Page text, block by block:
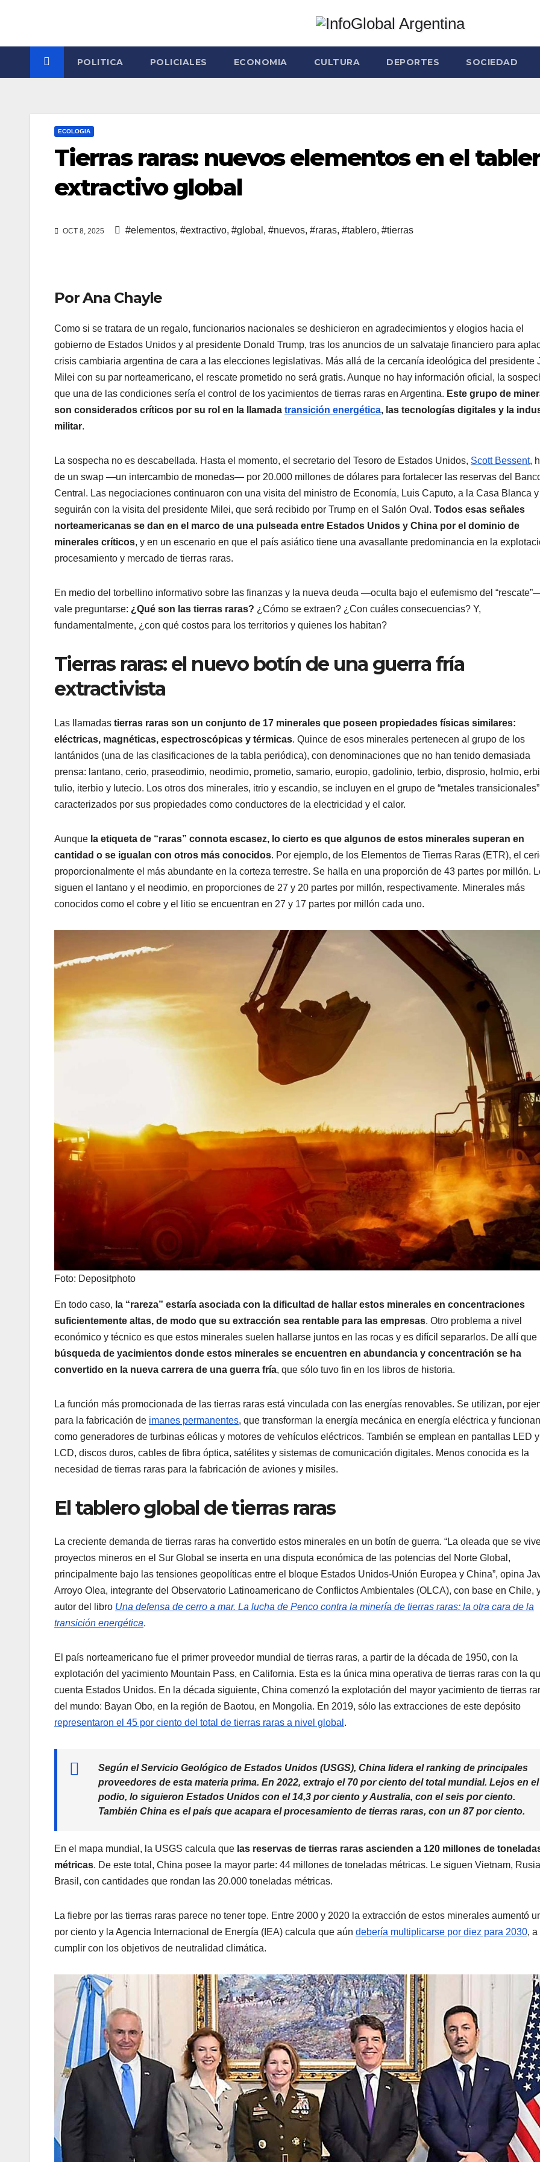
content
POLITICA POLICIALES ECONOMIA CULTURA DEPORTES SOCIEDAD
ECOLOGIA
Tierras raras: nuevos elementos en el
extractivo global
OCT 8, 2025 #elementos, #extractivo, #global , #nuevos, #raras, #tablero, #tierras
Por Ana Chayle
Como si se tratara de un regalo, funcionarios nacionales se deshicieron en agradecimientos y elogios hacia el
gobierno de Estados Unidos y al presidente Donald Trump, tras los anuncios de un salvataje financiero para
crisis cambiaria argentina de cara a las elecciones legislativas. Más allá de la cercanía ideológica del presidente
Milei con su par norteamericano, el rescate prometido no será gratis. Aunque no hay información oficial, la
que una de las condiciones sería el control de los yacimientos de tierras raras en Argentina. Este grupo de
son considerados críticos por su rol en la llamada transición energética, las tecnologías digitales y la
militar.
La sospecha no es descabellada. Hasta el momento, el secretario del Tesoro de Estados Unidos, Scott Bessent,
de un swap —un intercambio de monedas— por 20.000 millones de dólares para fortalecer las reservas del
Central. Las negociaciones continuaron con una visita del ministro de Economía, Luis Caputo, a la Casa Blanca y
seguirán con la visita del presidente Milei, que será recibido por Trump en el Salón Oval. Todos esas señales
norteamericanas se dan en el marco de una pulseada entre Estados Unidos y China por el dominio de
minerales críticos, y en un escenario en que el país asiático tiene una avasallante predominancia en la
procesamiento y mercado de tierras raras.
En medio del torbellino informativo sobre las finanzas y la nueva deuda —oculta bajo el eufemismo del
vale preguntarse: ¿Qué son las tierras raras? ¿Cómo se extraen? ¿Con cuáles consecuencias? Y,
fundamentalmente, ¿con qué costos para los territorios y quienes los habitan?
Tierras raras: el nuevo botín de una guerra fría
extractivista
Las llamadas tierras raras son un conjunto de 17 minerales que poseen propiedades físicas similares:
eléctricas, magnéticas, espectroscópicas y térmicas. Quince de esos minerales pertenecen al grupo de los
lantánidos (una de las clasificaciones de la tabla periódica), con denominaciones que no han tenido demasiada
prensa: lantano, cerio, praseodimio, neodimio, prometio, samario, europio, gadolinio, terbio, disprosio, holmio,
tulio, iterbio y lutecio. Los otros dos minerales, itrio y escandio, se incluyen en el grupo de “metales
caracterizados por sus propiedades como conductores de la electricidad y el calor.
Aunque la etiqueta de “raras” connota escasez, lo cierto es que algunos de estos minerales superan en
cantidad o se igualan con otros más conocidos. Por ejemplo, de los Elementos de Tierras Raras (ETR), el
proporcionalmente el más abundante en la corteza terrestre. Se halla en una proporción de 43 partes por millón.
siguen el lantano y el neodimio, en proporciones de 27 y 20 partes por millón, respectivamente. Minerales más
conocidos como el cobre y el litio se encuentran en 27 y 17 partes por millón cada uno.
Foto: Depositphoto
En todo caso, la “rareza” estaría asociada con la dificultad de hallar estos minerales en concentraciones
suficientemente altas, de modo que su extracción sea rentable para las empresas. Otro problema a nivel
económico y técnico es que estos minerales suelen hallarse juntos en las rocas y es difícil separarlos. De allí que
búsqueda de yacimientos donde estos minerales se encuentren en abundancia y concentración se ha
convertido en la nueva carrera de una guerra fría, que sólo tuvo fin en los libros de historia.
La función más promocionada de las tierras raras está vinculada con las energías renovables. Se utilizan, por
para la fabricación de imanes permanentes, que transforman la energía mecánica en energía eléctrica y funcionan
como generadores de turbinas eólicas y motores de vehículos eléctricos. También se emplean en pantallas LED y
LCD, discos duros, cables de fibra óptica, satélites y sistemas de comunicación digitales. Menos conocida es la
necesidad de tierras raras para la fabricación de aviones y misiles.
El tablero global de tierras raras
La creciente demanda de tierras raras ha convertido estos minerales en un botín de guerra. “La oleada que se
proyectos mineros en el Sur Global se inserta en una disputa económica de las potencias del Norte Global,
principalmente bajo las tensiones geopolíticas entre el bloque Estados Unidos-Unión Europea y China”, opina
Arroyo Olea, integrante del Observatorio Latinoamericano de Conflictos Ambientales (OLCA), con base en Chile,
autor del libro Una defensa de cerro a mar. La lucha de Penco contra la minería de tierras raras: la otra cara de la
transición energética.
El país norteamericano fue el primer proveedor mundial de tierras raras, a partir de la década de 1950, con la
explotación del yacimiento Mountain Pass, en California. Esta es la única mina operativa de tierras raras con la
cuenta Estados Unidos. En la década siguiente, China comenzó la explotación del mayor yacimiento de tierras
del mundo: Bayan Obo, en la región de Baotou, en Mongolia. En 2019, sólo las extracciones de este depósito
representaron el 45 por ciento del total de tierras raras a nivel global .
Según el Servicio Geológico de Estados Unidos (USGS), China lidera el ranking de principales
proveedores de esta materia prima. En 2022, extrajo el 70 por ciento del total mundial. Lejos en el
podio, lo siguieron Estados Unidos con el 14,3 por ciento y Australia, con el seis por ciento.
También China es el país que acapara el procesamiento de tierras raras, con un 87 por ciento.
En el mapa mundial, la USGS calcula que las reservas de tierras raras ascienden a 120 millones de
métricas. De este total, China posee la mayor parte: 44 millones de toneladas métricas. Le siguen Vietnam,
Brasil, con cantidades que rondan las 20.000 toneladas métricas.
La fiebre por las tierras raras parece no tener tope. Entre 2000 y 2020 la extracción de estos minerales aumentó
por ciento y la Agencia Internacional de Energía (IEA) calcula que aún debería multiplicarse por diez para 2030, a
cumplir con los objetivos de neutralidad climática.